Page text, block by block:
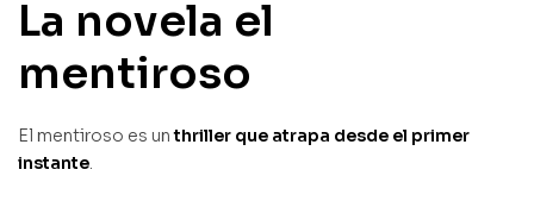
La novela el
mentiroso
El mentiroso es unthriller que atrapa desde el primer
instante.